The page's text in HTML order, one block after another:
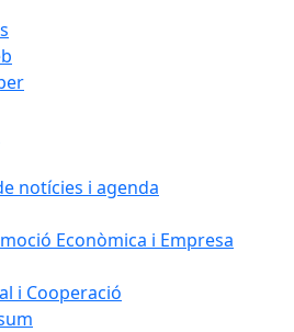
notícies i agenda
Econòmica i Empresa
i Cooperació